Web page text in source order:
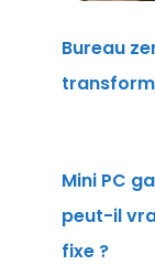
Bureau
Mini PC
peut-il
fixe ?